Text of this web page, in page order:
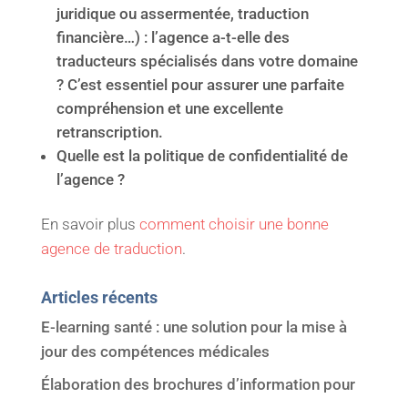
juridique ou assermentée, traduction
financière…) : l’agence a-t-elle des
traducteurs spécialisés dans votre domaine
? C’est essentiel pour assurer une parfaite
compréhension et une excellente
retranscription.
Quelle est la politique de confidentialité de
l’agence ?
En savoir plus comment choisir une bonne
agence de traduction.
Articles récents
E-learning santé : une solution pour la mise à
jour des compétences médicales
Élaboration des brochures d’information pour